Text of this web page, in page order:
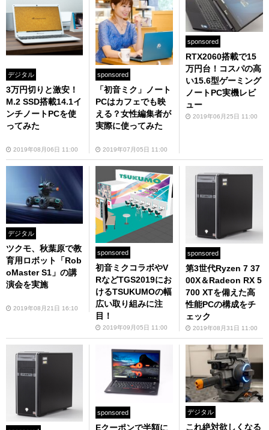
デジタル
3万円切りと激安！
M.2 SSD搭載14.1イ
ンチノートPCを使
ってみた
2019年08月06日 11:00
sponsored
「初音ミク」ノート
PCはカフェでも映
える？女性編集者が
実際に使ってみた
2019年07月05日 11:00
sponsored
RTX2060搭載で15
万円台！コスパの高
い15.6型ゲーミング
ノートPC実機レビ
ュー
2019年06月25日 11:00
デジタル
ツクモ、秋葉原で教
育用ロボット「Rob
oMaster S1」の講
演会を実施
2019年08月21日 16:10
sponsored
初音ミクコラボやV
RなどTGS2019にお
けるTSUKUMOの幅
広い取り組みに注
目！
2019年09月05日 11:00
sponsored
第3世代Ryzen 7 37
00X＆Radeon RX 5
700 XTを備えた高
性能PCの構成をチ
ェック
2019年08月31日 11:00
sponsored
Eクーポンで半額に
デジタル
これ絶対欲しくなる